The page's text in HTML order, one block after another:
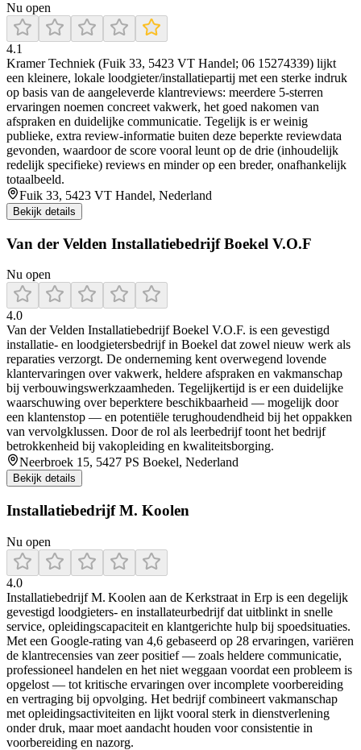
Nu open
4.1
Kramer Techniek (Fuik 33, 5423 VT Handel; 06 15274339) lijkt
een kleinere, lokale loodgieter/installatiepartij met een sterke indruk
op basis van de aangeleverde klantreviews: meerdere 5-sterren
ervaringen noemen concreet vakwerk, het goed nakomen van
afspraken en duidelijke communicatie. Tegelijk is er weinig
publieke, extra review-informatie buiten deze beperkte reviewdata
gevonden, waardoor de score vooral leunt op de drie (inhoudelijk
redelijk specifieke) reviews en minder op een breder, onafhankelijk
totaalbeeld.
Fuik 33, 5423 VT Handel, Nederland
Bekijk details
Van der Velden Installatiebedrijf Boekel V.O.F
Nu open
4.0
Van der Velden Installatiebedrijf Boekel V.O.F. is een gevestigd
installatie- en loodgietersbedrijf in Boekel dat zowel nieuw werk als
reparaties verzorgt. De onderneming kent overwegend lovende
klantervaringen over vakwerk, heldere afspraken en vakmanschap
bij verbouwingswerkzaamheden. Tegelijkertijd is er een duidelijke
waarschuwing over beperktere beschikbaarheid — mogelijk door
een klantenstop — en potentiële terughoudendheid bij het oppakken
van vervolgklussen. Door de rol als leerbedrijf toont het bedrijf
betrokkenheid bij vakopleiding en kwaliteitsborging.
Neerbroek 15, 5427 PS Boekel, Nederland
Bekijk details
Installatiebedrijf M. Koolen
Nu open
4.0
Installatiebedrijf M. Koolen aan de Kerkstraat in Erp is een degelijk
gevestigd loodgieters- en installateurbedrijf dat uitblinkt in snelle
service, opleidingscapaciteit en klantgerichte hulp bij spoedsituaties.
Met een Google-rating van 4,6 gebaseerd op 28 ervaringen, variëren
de klantrecensies van zeer positief — zoals heldere communicatie,
professioneel handelen en het niet weggaan voordat een probleem is
opgelost — tot kritische ervaringen over incomplete voorbereiding
en vertraging bij opvolging. Het bedrijf combineert vakmanschap
met opleidingsactiviteiten en lijkt vooral sterk in dienstverlening
onder druk, maar moet aandacht houden voor consistentie in
voorbereiding en nazorg.